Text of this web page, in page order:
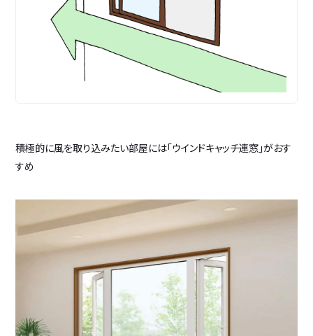
積極的に風を取り込みたい部屋には「ウインドキャッチ連窓」がおす
すめ